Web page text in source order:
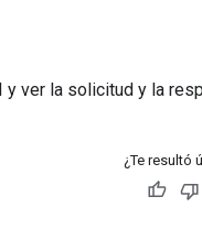
y ver la solicitud y la
¿Te resultó